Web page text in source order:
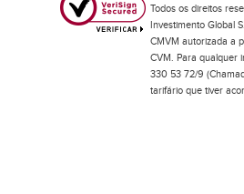
Todos os direitos
Investimento Global
CMVM autorizada a
CVM. Para qualquer
330 53 72/9
tarifário que tiver